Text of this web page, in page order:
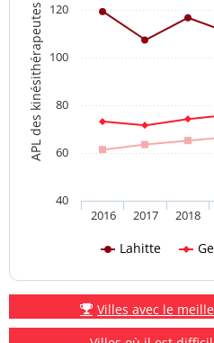
APL des kinésithérapeutes
Lahitte
2016 2017 2018
40
60
80
100
120
Villes avec le